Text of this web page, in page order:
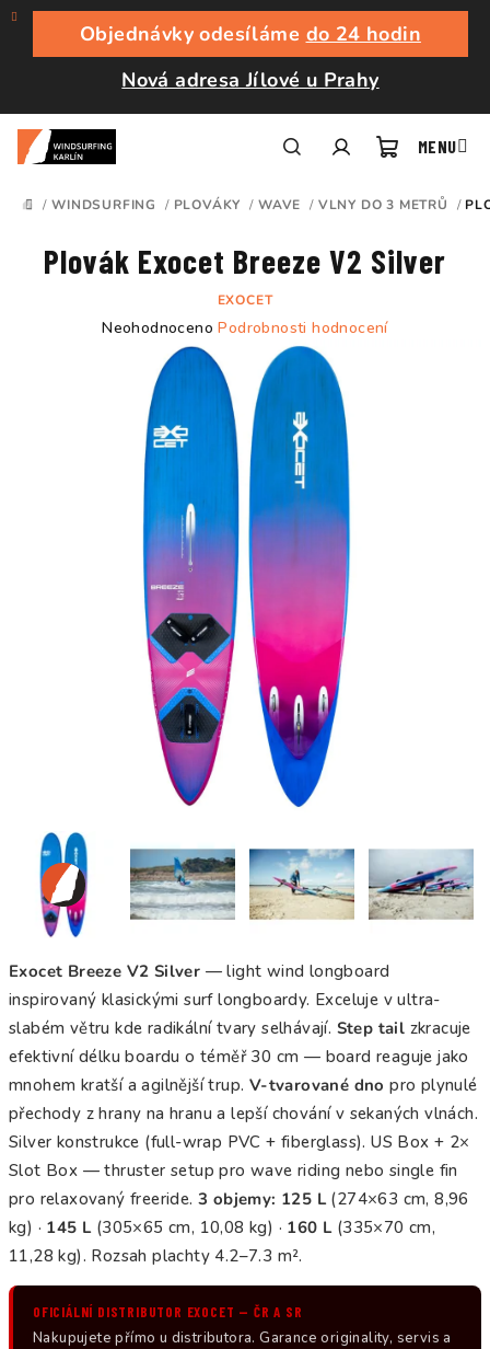
Přejít
obsah
Objednávky odesíláme do 24 hodin
Nová adresa Jílové u Prahy
košík
DOMŮ
/ WINDSURFING / PLOVÁKY / WAVE / VLNY DO 3 METRŮ /
Exocet Breeze V2 Silver — light wind longboard
inspirovaný klasickými surf longboardy. Exceluje v ultra-
slabém větru kde radikální tvary selhávají. Step tail zkracuje
efektivní délku boardu o téměř 30 cm — board reaguje jako
mnohem kratší a agilnější trup. V-tvarované dno pro plynulé
přechody z hrany na hranu a lepší chování v sekaných vlnách.
Silver konstrukce (full-wrap PVC + fiberglass). US Box + 2×
Slot Box — thruster setup pro wave riding nebo single fin
pro relaxovaný freeride. 3 objemy: 125 L(274×63 cm, 8,96
kg) · 145 L(305×65 cm, 10,08 kg) · 160 L(335×70 cm,
11,28 kg). Rozsah plachty 4.2–7.3 m².
OFICIÁLNÍ DISTRIBUTOR EXOCET — ČR A SR
Nakupujete přímo u distributora. Garance originality, servis a
Plovák Exocet Breeze V2 Silver
EXOCET
Průměrné
hodnocení
produktu
hvězdiček.
Neohodnoceno Podrobnosti hodnocení